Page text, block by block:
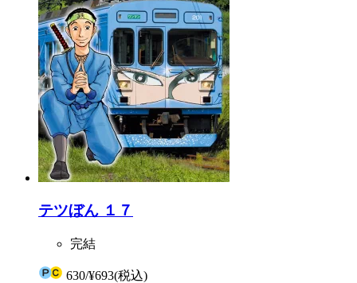
テツぼん １７
完結
630/¥693(税込)